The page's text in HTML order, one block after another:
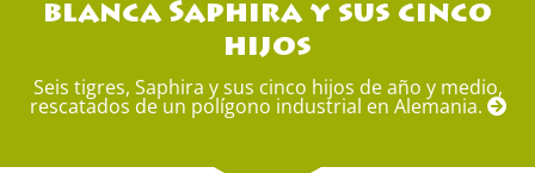
blanca Saphira y sus cinco
hijos
Seis tigres, Saphira y sus cinco hijos de año y medio,
rescatados de un polígono industrial en Alemania.